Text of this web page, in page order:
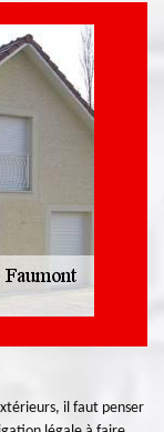
il faut penser